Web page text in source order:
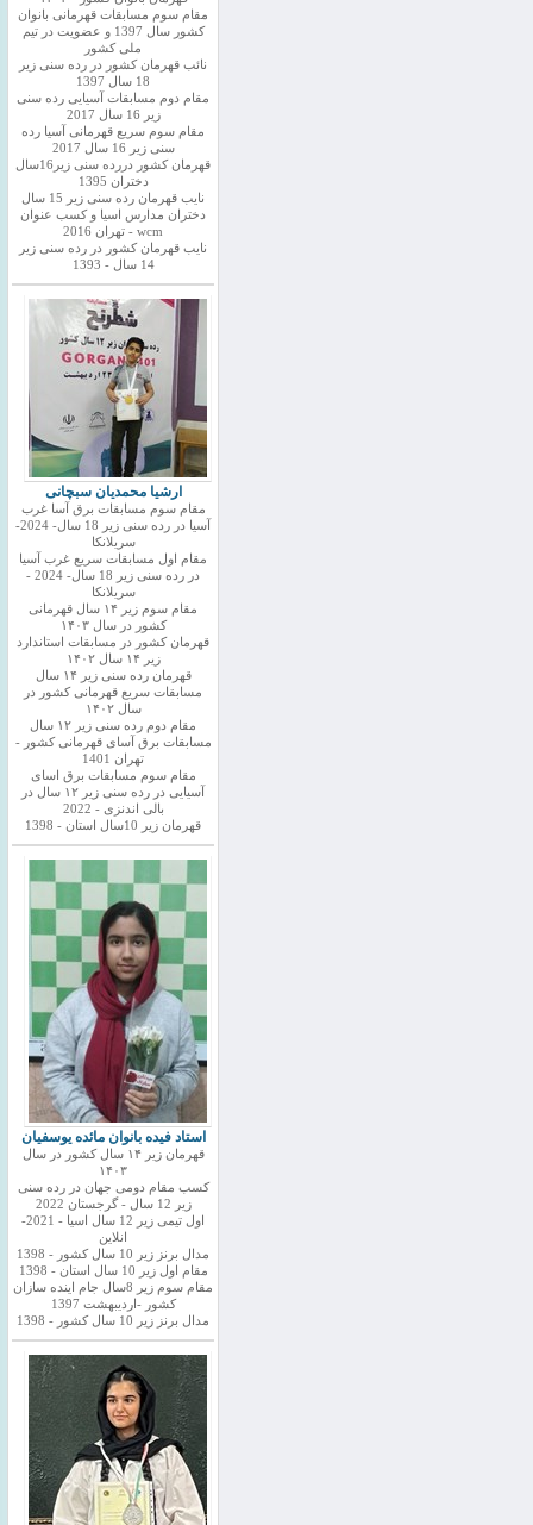
مقام سوم مسابقات قهرمانی بانوان
کشور سال 1397 و عضویت در تیم
ملی کشور
نائب قهرمان کشور در رده سنی زیر
18 سال 1397
مقام دوم مسابقات آسیایی رده سنی
زیر 16 سال 2017
مقام سوم سریع قهرمانی آسیا رده
سنی زیر 16 سال 2017
قهرمان کشور دررده سنی زیر16سال
دختران 1395
نایب قهرمان رده سنی زیر 15 سال
دختران مدارس اسیا و کسب عنوان
wcm - تهران 2016
نایب قهرمان کشور در رده سنی زیر
14 سال - 1393
ارشیا محمدیان سبچانی
مقام سوم مسابقات برق آسا غرب
آسیا در رده سنی زیر 18 سال- 2024-
سریلانکا
مقام اول مسابقات سریع غرب آسیا
در رده سنی زیر 18 سال- 2024 -
سریلانکا
مقام سوم زیر ۱۴ سال قهرمانی
کشور در سال ۱۴۰۳
قهرمان کشور در مسابقات استاندارد
زیر ۱۴ سال ۱۴۰۲
قهرمان رده سنی زیر ۱۴ سال
مسابقات سریع قهرمانی کشور در
سال ۱۴۰۲
مقام دوم رده سنی زیر ۱۲ سال
مسابقات برق آسای قهرمانی کشور -
تهران 1401
مقام سوم مسابقات برق اسای
آسیایی در رده سنی زیر ۱۲ سال در
بالی اندنزی - 2022
قهرمان زیر 10سال استان - 1398
استاد فیده بانوان مائده یوسفیان
قهرمان زیر ۱۴ سال کشور در سال
۱۴۰۳
کسب مقام دومی جهان در رده سنی
زیر 12 سال - گرجستان 2022
اول تیمی زیر 12 سال اسیا - 2021-
انلاین
مدال برنز زیر 10 سال کشور - 1398
مقام اول زیر 10 سال استان - 1398
مقام سوم زیر 8سال جام اینده سازان
کشور -اردیبهشت 1397
مدال برنز زیر 10 سال کشور - 1398